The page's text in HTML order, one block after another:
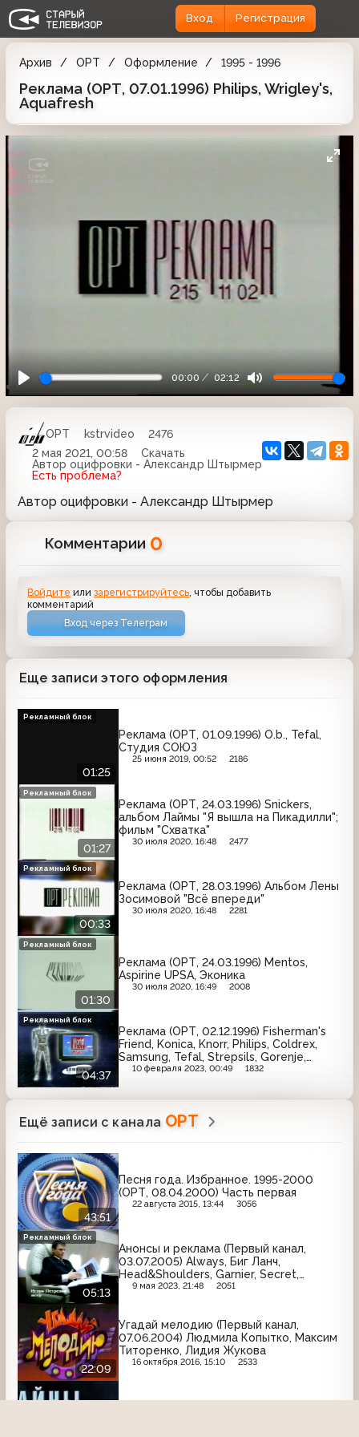
Вход Регистрация
Архив ОРТ Оформление 1995 - 1996
Реклама (ОРТ, 07.01.1996) Philips, Wrigley's,
Aquafresh
00:00 02:12
ОРТ kstrvideo
2476
2 мая 2021, 00:58
Скачать
Автор оцифровки - Александр Штырмер
Есть проблема?
Автор оцифровки - Александр Штырмер
Комментарии 0
Войдите илизарегистрируйтесь, чтобы добавить
комментарий
Вход через Телеграм
Еще записи этого оформления
01:25
Реклама (ОРТ, 01.09.1996) O.b., Tefal,
Студия СОЮЗ
25 июня 2019, 00:52 2186
Рекламный блок
01:27
Реклама (ОРТ, 24.03.1996) Snickers,
альбом Лаймы "Я вышла на Пикадилли";
фильм "Схватка"
30 июля 2020, 16:48 2477
Рекламный блок
00:33
Реклама (ОРТ, 28.03.1996) Альбом Лены
Зосимовой "Всё впереди"
30 июля 2020, 16:48 2281
Рекламный блок
01:30
Реклама (ОРТ, 24.03.1996) Mentos,
Aspirine UPSA, Эконика
30 июля 2020, 16:49 2008
Рекламный блок
04:37
Реклама (ОРТ, 02.12.1996) Fisherman's
Friend, Konica, Knorr, Philips, Coldrex,
Samsung, Tefal, Strepsils, Gorenje,
Johnson's PH 5.5, Akai, Билайн
10 февраля 2023, 00:49 1832
Рекламный блок
Ещё записи с канала ОРТ
43:51
Песня года. Избранное. 1995-2000
(ОРТ, 08.04.2000) Часть первая
22 августа 2015, 13:44 3056
05:13
Анонсы и реклама (Первый канал,
03.07.2005) Always, Биг Ланч,
Head&Shoulders, Garnier, Secret,
Samsung, Рот Фронт, Old Spice, L'Oreal,
9 мая 2023, 21:48 2051
Рекламный блок
22:09
Угадай мелодию (Первый канал,
07.06.2004) Людмила Копытко, Максим
Титоренко, Лидия Жукова
16 октября 2016, 15:10 2533